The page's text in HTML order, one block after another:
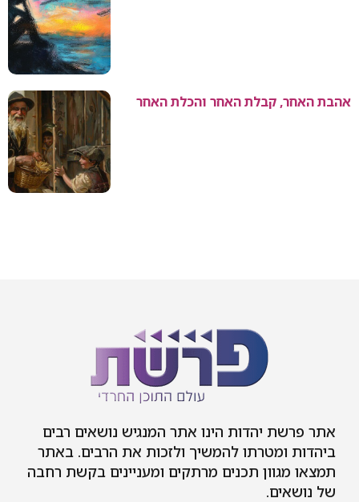
אהבת האחר, קבלת האחר והכלת האחר
אתר פרשת יהדות הינו אתר המנגיש נושאים רבים
ביהדות ומטרתו להמשיך ולזכות את הרבים. באתר
תמצאו מגוון תכנים מרתקים ומעניינים בקשת רחבה
של נושאים.